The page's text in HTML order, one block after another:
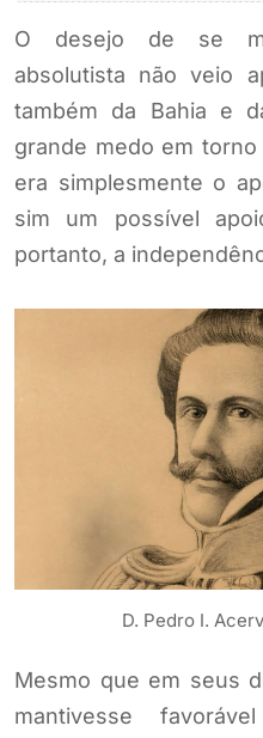
O desejo de se
absolutista não veio
também da Bahia e
grande medo em
era simplesmente o
sim um possível
portanto, a
D. Pedro I.
Mesmo que em seus
mantivesse